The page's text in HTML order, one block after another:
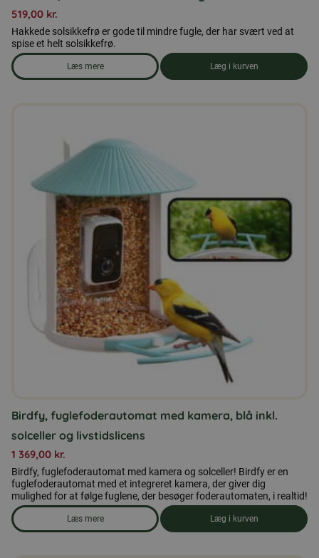
519,00 kr.
Hakkede solsikkefrø er gode til mindre fugle, der har svært ved at
spise et helt solsikkefrø.
Læs mere
om produkten Skallede, hakkede solsikkefrø 25 kg
Læg i kurven
Birdfy, fuglefoderautomat med kamera, blå inkl.
solceller og livstidslicens
1 369,00 kr.
Birdfy, fuglefoderautomat med kamera og solceller! Birdfy er en
fuglefoderautomat med et integreret kamera, der giver dig
mulighed for at følge fuglene, der besøger foderautomaten, i realtid!
Læs mere
om produkten Birdfy, fuglefoderautomat med kamera, blå
Læg i kurven